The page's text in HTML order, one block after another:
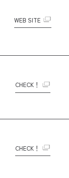
WEB SITE
CHECK！
CHECK！